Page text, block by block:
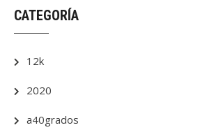
CATEGORÍA
12k
2020
a40grados